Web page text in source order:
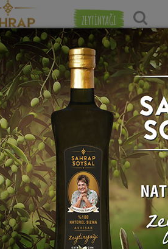
ZEYTİNYAĞI
eşleşen (6) tarif
Popülerlik